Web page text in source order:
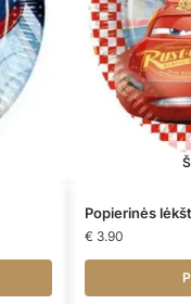
Popierinės
€ 3.90